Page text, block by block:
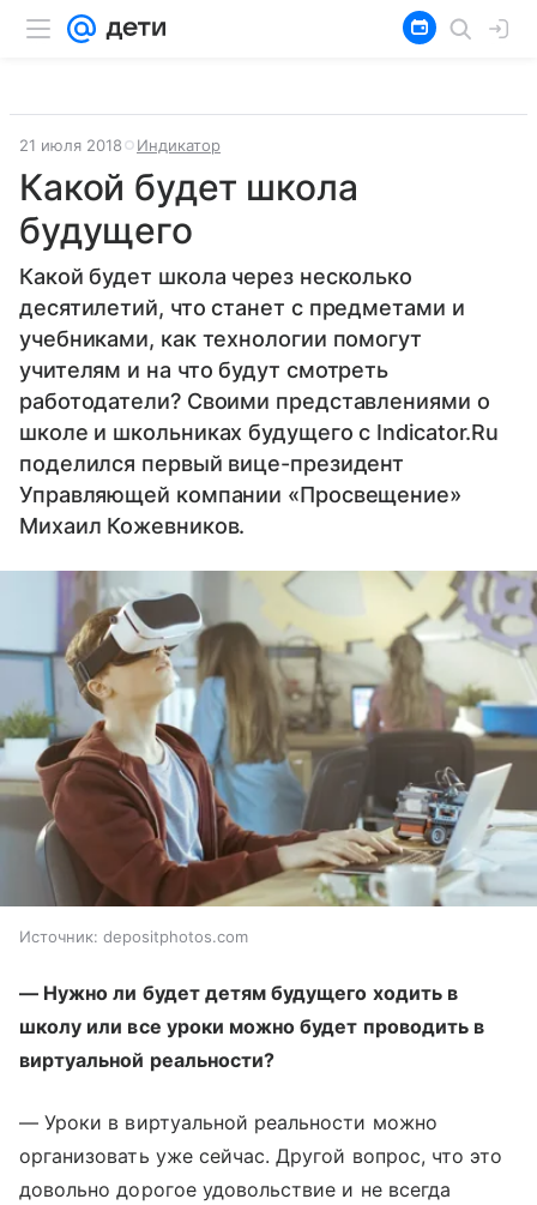
21 июля 2018 Индикатор
Какой будет школа
будущего
Какой будет школа через несколько
десятилетий, что станет с предметами и
учебниками, как технологии помогут
учителям и на что будут смотреть
работодатели? Своими представлениями о
школе и школьниках будущего с Indicator.Ru
поделился первый вице-президент
Управляющей компании «Просвещение»
Михаил Кожевников.
Источник: depositphotos.com
— Нужно ли будет детям будущего ходить в
школу или все уроки можно будет проводить в
виртуальной реальности?
— Уроки в виртуальной реальности можно
организовать уже сейчас. Другой вопрос, что это
довольно дорогое удовольствие и не всегда